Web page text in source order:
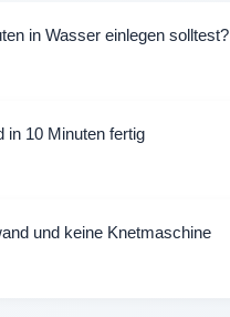
in Wasser einlegen solltest?
in 10 Minuten fertig
und keine Knetmaschine